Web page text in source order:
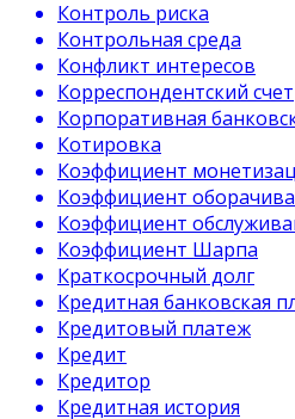
Контроль риска
Контрольная среда
Конфликт интересов
Корреспондентский счет
Корпоративная
Котировка
Коэффициент
Коэффициент
Коэффициент
Коэффициент Шарпа
Краткосрочный долг
Кредитная банковская
Кредитовый платеж
Кредит
Кредитор
Кредитная история